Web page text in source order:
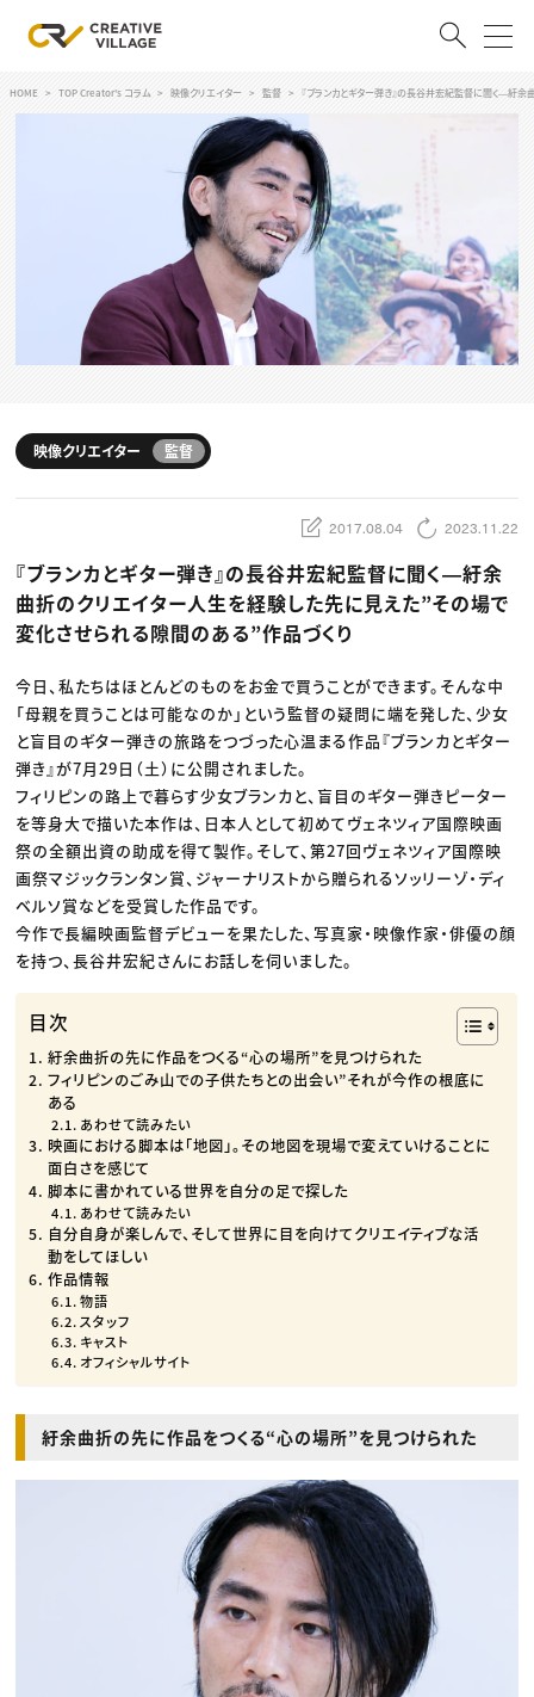
クリエイター求人を探す
CREATIVE JOB求人検索
特集求人
採用説明会
スキルアップしたい！
デザイン
編集・ライティング
マーケティング
ディレクション
業界解説・キャリア事情
お役立ち基礎知識
TOP Creator’s コラム
Webクリエイター
アプリクリエイター
ゲームクリエイター
映像クリエイター
マーケッター
C＆R Magazine
セミナー
ニュース・トレンド
Web
映像
ゲーム・エンタメ
広告
出版
CREATIVE VILLAGEからのお知らせ
プロフェッショナル×つながる×メディア
HOME TOP Creator's コラム 映像クリエイター 監督 『ブランカとギター弾き』の長谷井宏紀監督に聞く―紆
映像クリエイター 監督
2017.08.04 2023.11.22
『ブランカとギター弾き』の長谷井宏紀監督に聞く―紆余
曲折のクリエイター人生を経験した先に見えた”その場で
変化させられる隙間のある”作品づくり
今日、私たちはほとんどのものをお金で買うことができます。そんな中
「母親を買うことは可能なのか」という監督の疑問に端を発した、少女
と盲目のギター弾きの旅路をつづった心温まる作品『ブランカとギター
弾き』が7月29日（土）に公開されました。
フィリピンの路上で暮らす少女ブランカと、盲目のギター弾きピーター
を等身大で描いた本作は、日本人として初めてヴェネツィア国際映画
祭の全額出資の助成を得て製作。そして、第27回ヴェネツィア国際映
画祭マジックランタン賞、ジャーナリストから贈られるソッリーゾ・ディ
ベルソ賞などを受賞した作品です。
今作で長編映画監督デビューを果たした、写真家・映像作家・俳優の顔
を持つ、長谷井宏紀さんにお話しを伺いました。
目次
紆余曲折の先に作品をつくる“心の場所”を見つけられた
フィリピンのごみ山での子供たちとの出会い”それが今作の根底に
ある
あわせて読みたい
映画における脚本は「地図」。その地図を現場で変えていけることに
面白さを感じて
脚本に書かれている世界を自分の足で探した
あわせて読みたい
自分自身が楽しんで、そして世界に目を向けてクリエイティブな活
動をしてほしい
作品情報
物語
スタッフ
キャスト
オフィシャルサイト
紆余曲折の先に作品をつくる“心の場所”を見つけられた